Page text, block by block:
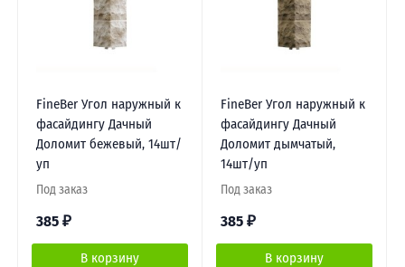
FineBer Угол наружный к
фасайдингу Дачный
Доломит бежевый, 14шт/
уп
Под заказ
385 ₽
В корзину
FineBer Угол наружный к
фасайдингу Дачный
Доломит дымчатый,
14шт/уп
Под заказ
385 ₽
В корзину